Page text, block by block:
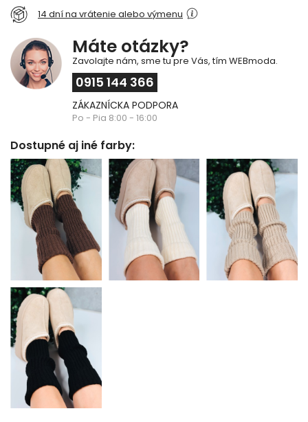
14 dní na vrátenie alebo výmenu
Máte otázky?
Zavolajte nám, sme tu pre Vás, tím WEBmoda.
0915 144 366
ZÁKAZNÍCKA PODPORA
Po - Pia 8:00 - 16:00
Dostupné aj iné farby: